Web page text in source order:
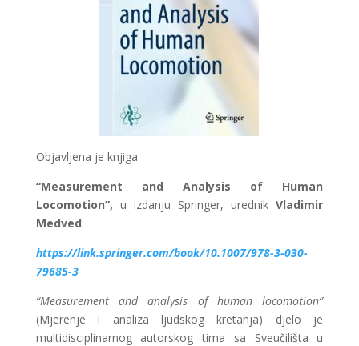
Objavljena je knjiga:
“Measurement and Analysis of Human
Locomotion”, u izdanju Springer, urednikVladimir
Medved:
https://link.springer.com/book/10.1007/978-3-030-
79685-3
“Measurement and analysis of human locomotion”
(Mjerenje i analiza ljudskog kretanja) djelo je
multidisciplinarnog autorskog tima sa Sveučilišta u